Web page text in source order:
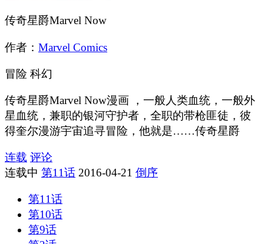
传奇星爵Marvel Now
作者： Marvel Comics
冒险 科幻
传奇星爵Marvel Now漫画 ，一般人类血统，一般外
星血统，兼职的银河守护者，全职的带枪匪徒，彼
得奎尔漫游宇宙追寻冒险，他就是……传奇星爵
连载 评论
连载中 第11话 2016-04-21 倒序
第11话
第10话
第9话